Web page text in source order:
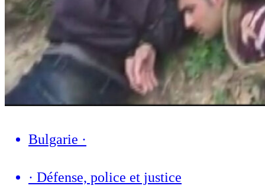
Bulgarie ·
· Défense, police et justice